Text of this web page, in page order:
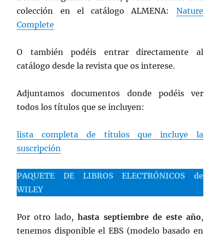
colección en el catálogo ALMENA: Nature
Complete
O también podéis entrar directamente al
catálogo desde la revista que os interese.
Adjuntamos documentos donde podéis ver
todos los títulos que se incluyen:
lista completa de títulos que incluye la
suscripción
PAQUETE DE LIBROS ELECTRÓNICOS de
WILEY
Por otro lado, hasta septiembre de este año,
tenemos disponible el EBS (modelo basado en